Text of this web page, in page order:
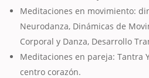
Meditaciones en movimiento:
Neurodanza, Dinámicas de
Corporal y Danza, Desarrollo
Meditaciones en pareja: Tantra
centro corazón.